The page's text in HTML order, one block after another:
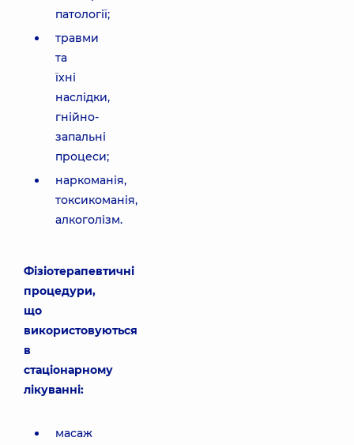
патології;
травми
та
їхні
наслідки,
гнійно-
запальні
процеси;
наркоманія,
токсикоманія,
алкоголізм.
Фізіотерапевтичні
процедури,
що
використовуються
в
стаціонарному
лікуванні:
масаж